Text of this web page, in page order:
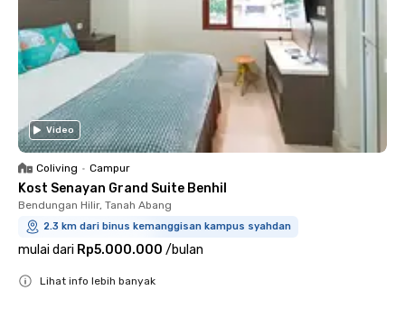
Video
Coliving • Campur
Kost Senayan Grand Suite Benhil
Bendungan Hilir, Tanah Abang
2.3 km dari binus kemanggisan kampus syahdan
mulai dari Rp5.000.000 /bulan
Lihat info lebih banyak